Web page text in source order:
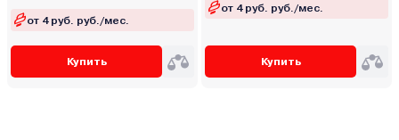
от 4 руб. руб./мес.
Купить
от 4 руб. руб./мес.
Купить